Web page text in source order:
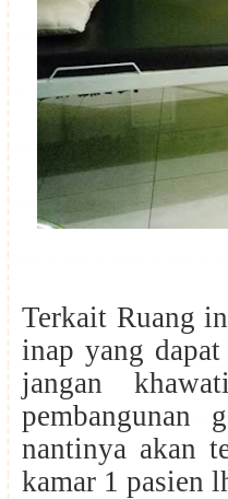
Terkait Ruang
inap yang
jangan
nantinya akan
kamar 1 pasien